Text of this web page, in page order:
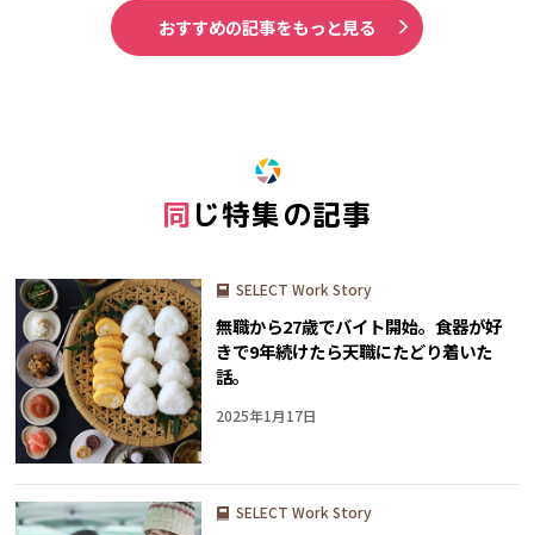
おすすめの記事をもっと見る
同じ特集の記事
SELECT Work Story
無職から27歳でバイト開始。食器が好
きで9年続けたら天職にたどり着いた
話。
2025年1月17日
SELECT Work Story